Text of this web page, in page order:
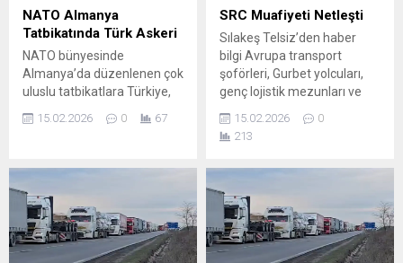
planı yapmak mümkün hale
geliyor. Sılakeş Telsiz
yönlü karayolu
seyahatlerinde Sıla...
NATO Almanya
Tatbikatında Türk Askeri
NATO bünyesinde
Almanya’da düzenlenen çok
uluslu tatbikatlara Türkiye,
katkısıyla katılım sağladı.
kapsamında belirlenen
görevleri icra etti. Türkiye’nin
Katılımı Hangi Kapsamda?
Türkiye, NATO’nun
15.02.2026 0 67
SRC Muafiyeti Netleşti
Sılakeş Telsiz’den haber
bilgi Avrupa transport
şoförleri, Gurbet yolcuları,
genç lojistik mezunları ve
kariyer planlayanlar dikkat!
SRC2 ve SRC3
açık. 29 Ocak 2026 tarihli ve
33152 sayılı Resmî
Gazete’de yayımlanan
Karayolu Taşımacılık
15.02.2026
0
213